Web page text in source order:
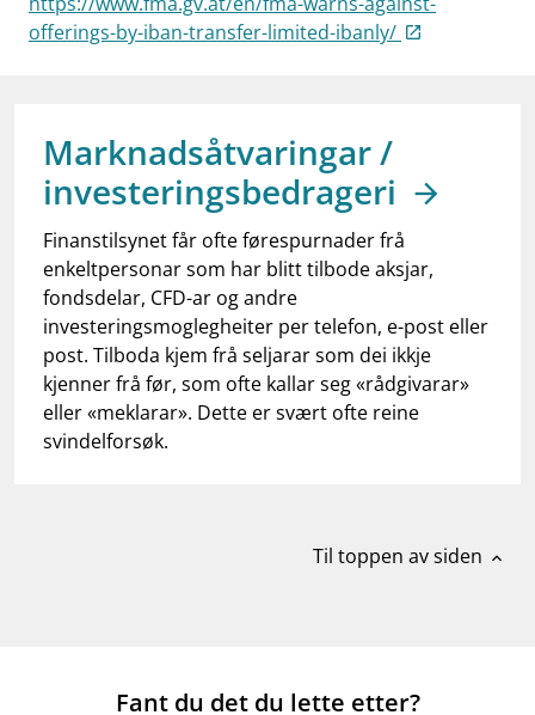
work_outlineJobb hos oss
offerings-by-iban-transfer-limited-ibanly/
Marknadsåtvaringar /
investeringsbedrageri
Finanstilsynet får ofte førespurnader frå
enkeltpersonar som har blitt tilbode aksjar,
fondsdelar, CFD-ar og andre
investeringsmoglegheiter per telefon, e-post eller
post. Tilboda kjem frå seljarar som dei ikkje
kjenner frå før, som ofte kallar seg «rådgivarar»
eller «meklarar». Dette er svært ofte reine
svindelforsøk.
Til toppen av siden expand_less
Fant du det du lette etter?